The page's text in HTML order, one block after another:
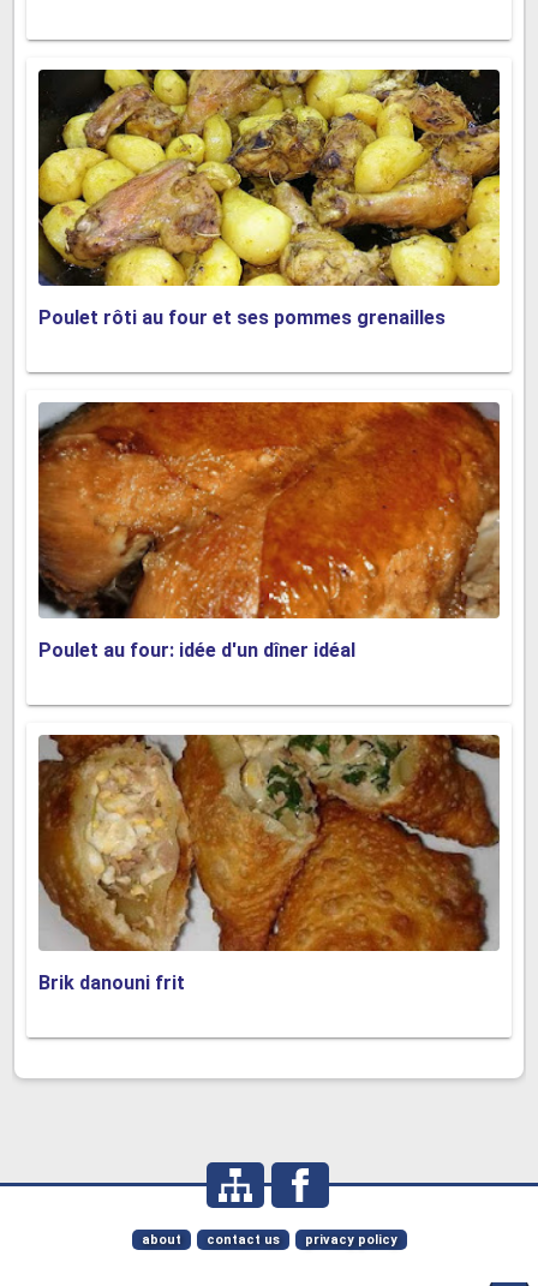
Poulet rôti au four et ses pommes grenailles
Poulet au four: idée d'un dîner idéal
Brik danouni frit
privacy policy
contact us
about